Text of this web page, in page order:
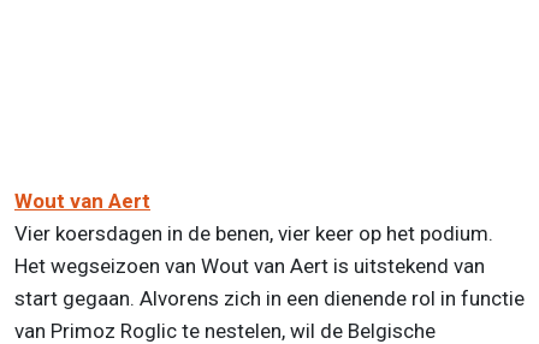
Wout van Aert
Vier koersdagen in de benen, vier keer op het podium.
Het wegseizoen van Wout van Aert is uitstekend van
start gegaan. Alvorens zich in een dienende rol in functie
van Primoz Roglic te nestelen, wil de Belgische